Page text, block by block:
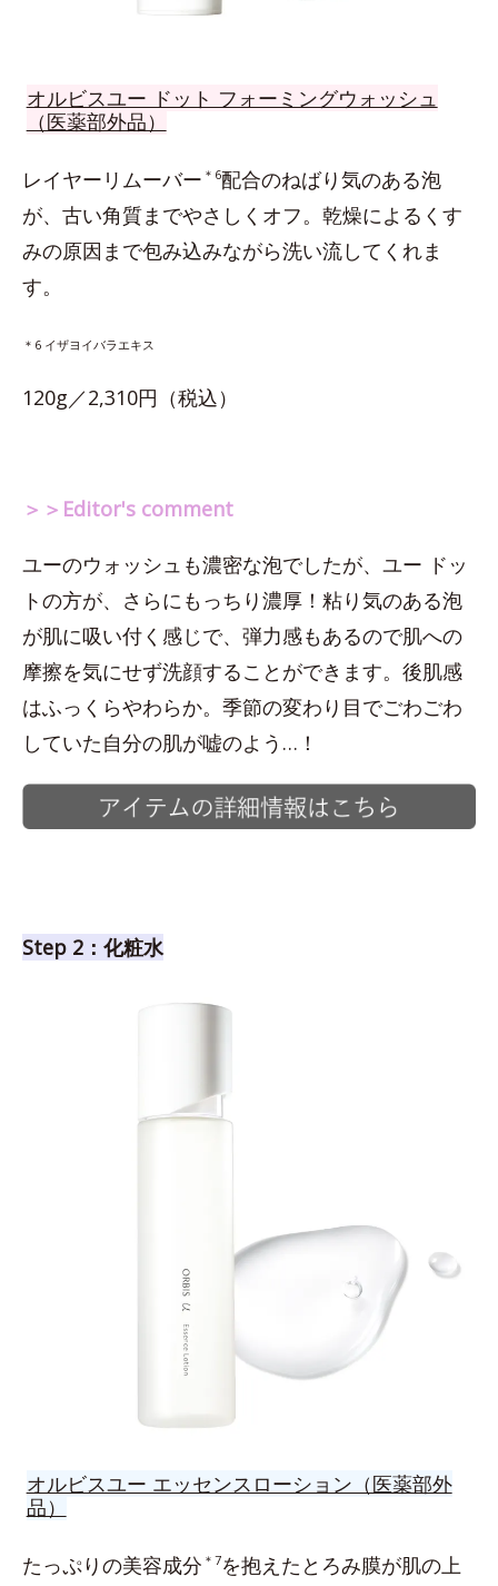
オルビスユー ドット フォーミングウォッシュ
（医薬部外品）
レイヤーリムーバー ＊6配合のねばり気のある泡
が、古い角質までやさしくオフ。乾燥によるくす
みの原因まで包み込みながら洗い流してくれま
す。
＊6 イザヨイバラエキス
120g／2,310円（税込）
＞＞Editor's comment
ユーのウォッシュも濃密な泡でしたが、ユー ドッ
トの方が、さらにもっちり濃厚！粘り気のある泡
が肌に吸い付く感じで、弾力感もあるので肌への
摩擦を気にせず洗顔することができます。後肌感
はふっくらやわらか。季節の変わり目でごわごわ
していた自分の肌が嘘のよう…！
Step 2：化粧水
オルビスユー エッセンスローション（医薬部外
品）
たっぷりの美容成分 ＊7を抱えたとろみ膜が肌の上